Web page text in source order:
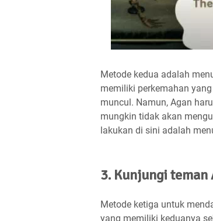
Metode kedua adalah
memiliki perkemahan
muncul. Namun, Agan
mungkin tidak akan
lakukan di sini adalah
3. Kunjungi teman
Metode ketiga untuk
yang memiliki keduanya